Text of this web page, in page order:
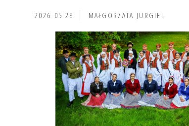
2026-05-28 MAŁGORZATA JURGIEL